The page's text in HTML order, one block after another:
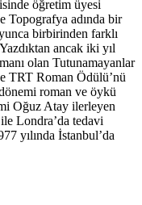
öğretim üyesi
Topografya adında bir
birbirinden farklı
ancak iki yıl
olan Tutunamayanlar
TRT Roman Ödülü’nü
roman ve öykü
Oğuz Atay ilerleyen
Londra’da tedavi
yılında İstanbul’da